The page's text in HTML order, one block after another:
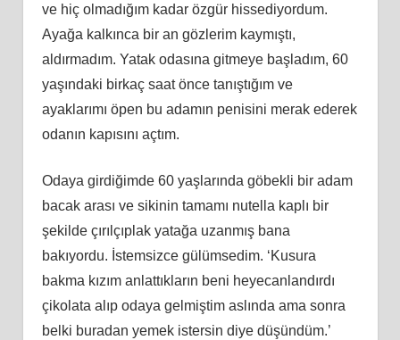
ve hiç olmadığım kadar özgür hissediyordum.
Ayağa kalkınca bir an gözlerim kaymıştı,
aldırmadım. Yatak odasına gitmeye başladım, 60
yaşındaki birkaç saat önce tanıştığım ve
ayaklarımı öpen bu adamın penisini merak ederek
odanın kapısını açtım.
Odaya girdiğimde 60 yaşlarında göbekli bir adam
bacak arası ve sikinin tamamı nutella kaplı bir
şekilde çırılçıplak yatağa uzanmış bana
bakıyordu. İstemsizce gülümsedim. ‘Kusura
bakma kızım anlattıkların beni heyecanlandırdı
çikolata alıp odaya gelmiştim aslında ama sonra
belki buradan yemek istersin diye düşündüm.’